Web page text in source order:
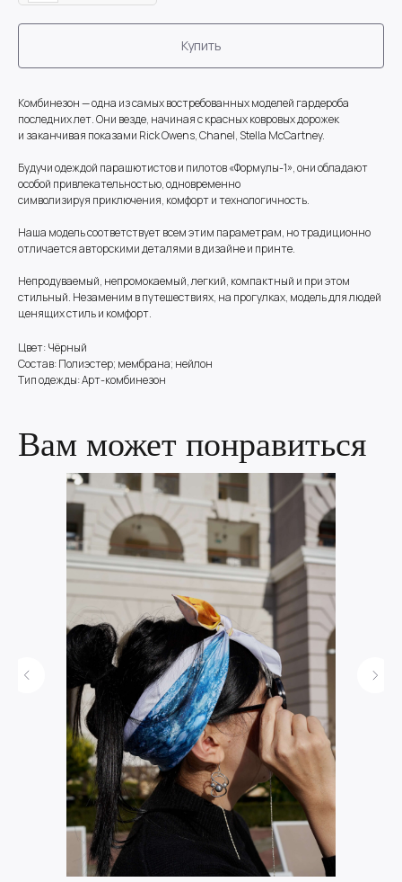
Купить
Комбинезон — одна из самых востребованных моделей гардероба
последних лет. Они везде, начиная с красных ковровых дорожек
и заканчивая показами Rick Owens, Chanel, Stella McCartney.
Будучи одеждой парашютистов и пилотов «Формулы-1», они обладают
особой привлекательностью, одновременно
символизируя приключения, комфорт и технологичность.
Наша модель соответствует всем этим параметрам, но традиционно
отличается авторскими деталями в дизайне и принте.
Непродуваемый, непромокаемый, легкий, компактный и при этом
стильный. Незаменим в путешествиях, на прогулках, модель для людей
ценящих стиль и комфорт.
Цвет: Чёрный
Состав: Полиэстер; мембрана; нейлон
Тип одежды: Арт-комбинезон
Вам может понравиться